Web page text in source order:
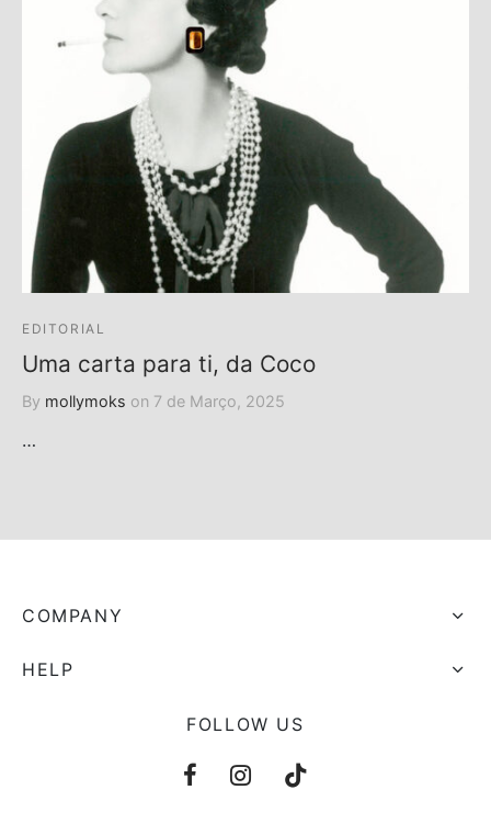
EDITORIAL
Uma carta para ti, da Coco
By mollymoks on 7 de Março, 2025
…
COMPANY
HELP
FOLLOW US